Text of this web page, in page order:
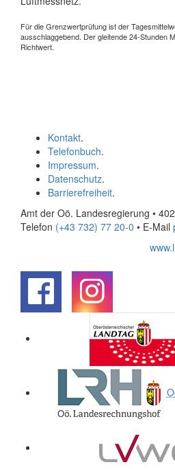
Für die Grenzwertprüfung ist der
ausschlaggebend. Der gleitende 24-Stunden
Richtwert.
Kontakt.
Telefonbuch.
Impressum.
Datenschutz.
Barrierefreiheit.
Amt der Oö. Landesregierung •
Telefon (+43 732) 77 20-0 • E-Mail